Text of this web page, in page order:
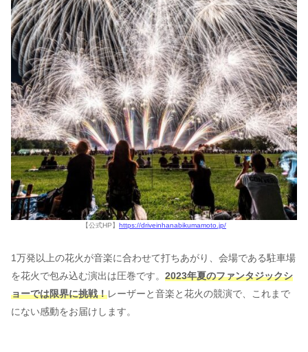
【公式HP】 https://driveinhanabikumamoto.jp/
1万発以上の花火が音楽に合わせて打ちあがり、会場である駐車場
を花火で包み込む演出は圧巻です。 2023年夏のファンタジックシ
ョーでは限界に挑戦！レーザーと音楽と花火の競演で、これまで
にない感動をお届けします。